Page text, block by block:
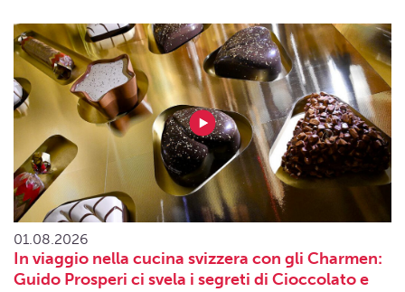
01.08.2026
In viaggio nella cucina svizzera con gli Charmen:
Guido Prosperi ci svela i segreti di Cioccolato e